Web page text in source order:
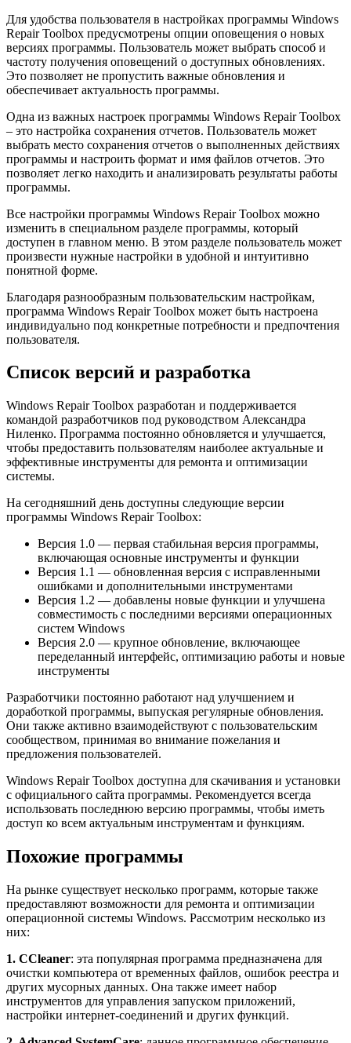
Для удобства пользователя в настройках программы Windows
Repair Toolbox предусмотрены опции оповещения о новых
версиях программы. Пользователь может выбрать способ и
частоту получения оповещений о доступных обновлениях.
Это позволяет не пропустить важные обновления и
обеспечивает актуальность программы.
Одна из важных настроек программы Windows Repair Toolbox
– это настройка сохранения отчетов. Пользователь может
выбрать место сохранения отчетов о выполненных действиях
программы и настроить формат и имя файлов отчетов. Это
позволяет легко находить и анализировать результаты работы
программы.
Все настройки программы Windows Repair Toolbox можно
изменить в специальном разделе программы, который
доступен в главном меню. В этом разделе пользователь может
произвести нужные настройки в удобной и интуитивно
понятной форме.
Благодаря разнообразным пользовательским настройкам,
программа Windows Repair Toolbox может быть настроена
индивидуально под конкретные потребности и предпочтения
пользователя.
Список версий и разработка
Windows Repair Toolbox разработан и поддерживается
командой разработчиков под руководством Александра
Ниленко. Программа постоянно обновляется и улучшается,
чтобы предоставить пользователям наиболее актуальные и
эффективные инструменты для ремонта и оптимизации
системы.
На сегодняшний день доступны следующие версии
программы Windows Repair Toolbox:
Версия 1.0 — первая стабильная версия программы,
включающая основные инструменты и функции
Версия 1.1 — обновленная версия с исправленными
ошибками и дополнительными инструментами
Версия 1.2 — добавлены новые функции и улучшена
совместимость с последними версиями операционных
систем Windows
Версия 2.0 — крупное обновление, включающее
переделанный интерфейс, оптимизацию работы и новые
инструменты
Разработчики постоянно работают над улучшением и
доработкой программы, выпуская регулярные обновления.
Они также активно взаимодействуют с пользовательским
сообществом, принимая во внимание пожелания и
предложения пользователей.
Windows Repair Toolbox доступна для скачивания и установки
с официального сайта программы. Рекомендуется всегда
использовать последнюю версию программы, чтобы иметь
доступ ко всем актуальным инструментам и функциям.
Похожие программы
На рынке существует несколько программ, которые также
предоставляют возможности для ремонта и оптимизации
операционной системы Windows. Рассмотрим несколько из
них:
1. CCleaner: эта популярная программа предназначена для
очистки компьютера от временных файлов, ошибок реестра и
других мусорных данных. Она также имеет набор
инструментов для управления запуском приложений,
настройки интернет-соединений и других функций.